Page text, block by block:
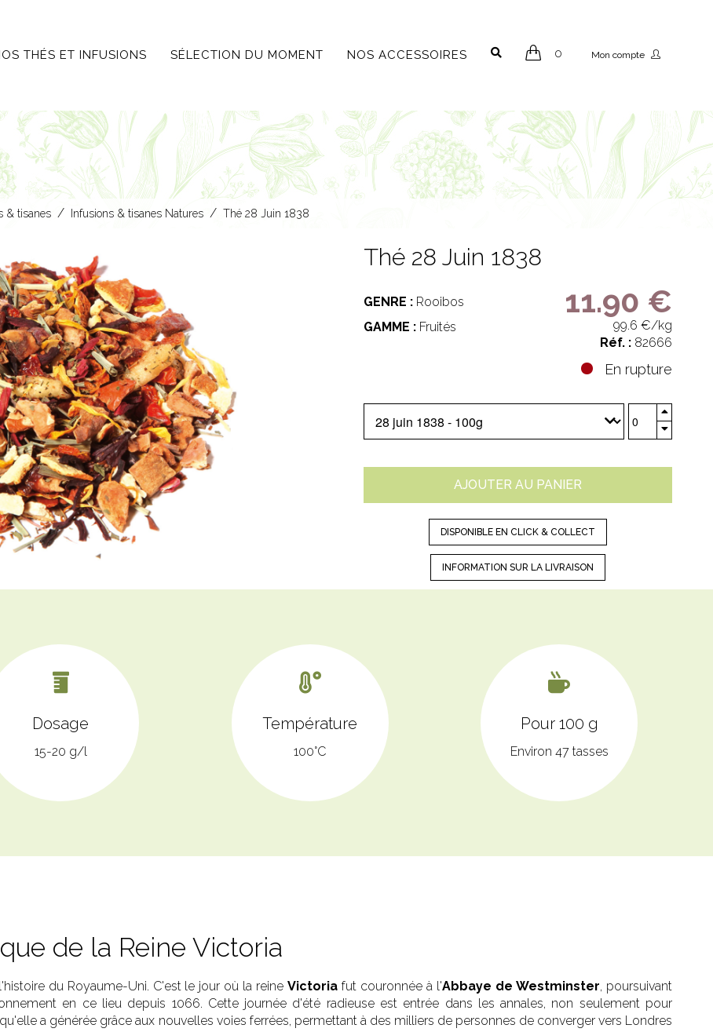
THÉS ET INFUSIONS SÉLECTION DU MOMENT NOS ACCESSOIRES 0 Mon compte
& tisanes / Infusions & tisanes Natures / Thé 28 Juin 1838
Thé 28 Juin 1838
11.90 €
99.6 €/kg
Réf. :82666
En rupture
GENRE : Rooibos
GAMME : Fruités
DISPONIBLE EN CLICK & COLLECT
INFORMATION SUR LA LIVRAISON
Dosage
15-20 g/l
Température
100°C
Pour 100 g
Environ 47 tasses
de la Reine Victoria
du Royaume-Uni. C'est le jour où la reineVictoria fut couronnée à l'Abbaye de Westminster, poursuivant
en ce lieu depuis 1066. Cette journée d'été radieuse est entrée dans les annales, non seulement pour
a générée grâce aux nouvelles voies ferrées, permettant à des milliers de personnes de converger vers Londres